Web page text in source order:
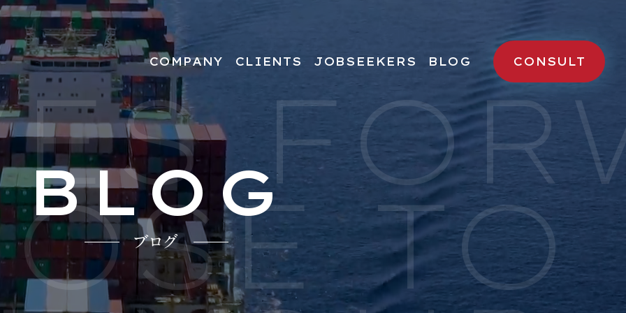
COMPANY CLIENTS
人材をお探しの企業様へ
JOBSEEKERS
求職者様へ
求人検索
転職成功者様の声
BLOG CONSULT
TO
BLOG
ブログ